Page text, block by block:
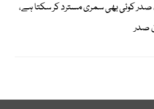
صدر کوئی بھی سمری مسترد کر سکتا ہے،
صدر